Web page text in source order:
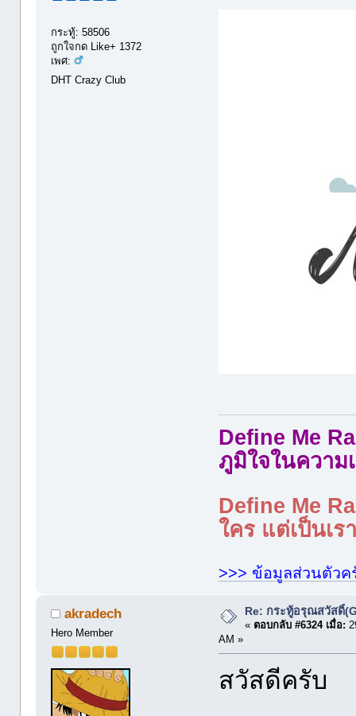
กระทู้: 58506
ถูกใจกด Like+ 1372
เพศ:
DHT Crazy Club
Define Me
ภูมิใจในความ
Define Me
ใคร แต่เป็นเ
>>> ข้อมูลส่วนตัวค
akradech
Hero Member
Re: กระทู้อรุณสวัสดิ์
« ตอบกลับ #6324 เมื่อ:
AM »
สวัสดีครับ